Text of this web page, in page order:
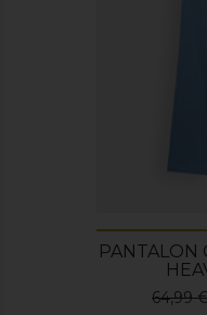
PANTALON
Prix
64,99